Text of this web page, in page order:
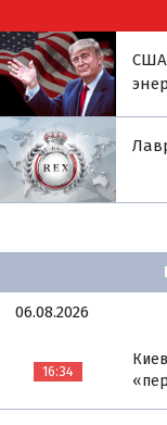
США
06.08.2026
16:34